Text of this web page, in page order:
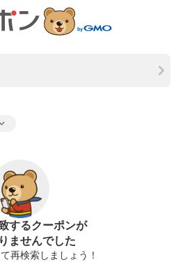
するクーポンが
ませんでした
再検索しましょう！